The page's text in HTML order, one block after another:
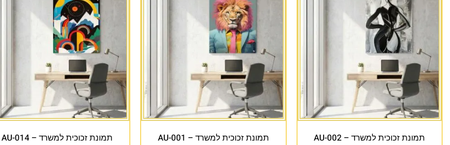
תמונת זכוכית למשרד – AU-002 תמונת זכוכית למשרד – AU-001 תמונת זכוכית למשרד – AU-014